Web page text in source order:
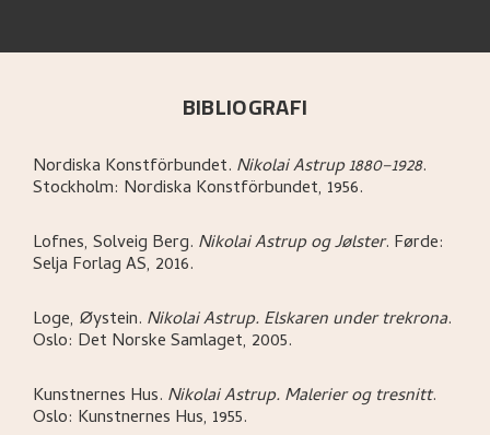
BIBLIOGRAFI
Nordiska Konstförbundet. Nikolai Astrup 1880–1928.
Stockholm: Nordiska Konstförbundet, 1956.
Lofnes, Solveig Berg. Nikolai Astrup og Jølster. Førde:
Selja Forlag AS, 2016.
Loge, Øystein. Nikolai Astrup. Elskaren under trekrona.
Oslo: Det Norske Samlaget, 2005.
Kunstnernes Hus. Nikolai Astrup. Malerier og tresnitt.
Oslo: Kunstnernes Hus, 1955.